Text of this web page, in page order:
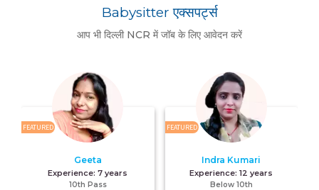
Babysitter एक्सपर्ट्स
आप भी दिल्ली NCR में जॉब के लिए आवेदन करें
FEATURED
Geeta
Experience:7 years
10th Pass
FEATURED
Indra Kumari
Experience:12 years
Below 10th